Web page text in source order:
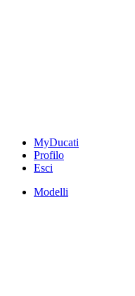
MyDucati
Profilo
Esci
Modelli